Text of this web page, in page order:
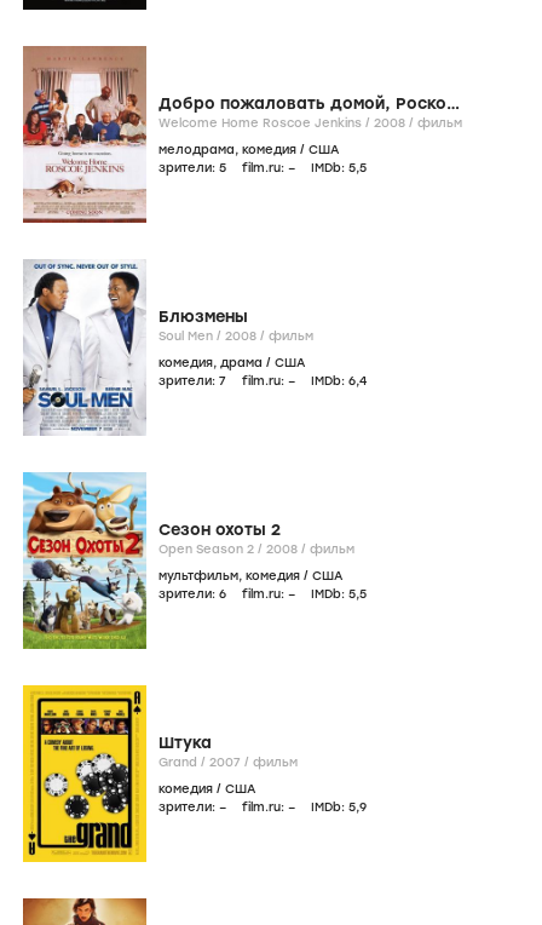
Добро пожаловать домой, Роско
Дженкинс
Welcome Home Roscoe Jenkins / 2008 / фильм
мелодрама, комедия / США
зрители: 5 film.ru: – IMDb: 5,5
Блюзмены
Soul Men / 2008 / фильм
комедия, драма / США
зрители: 7 film.ru: – IMDb: 6,4
Сезон охоты 2
Open Season 2 / 2008 / фильм
мультфильм, комедия / США
зрители: 6 film.ru: – IMDb: 5,5
Штука
Grand / 2007 / фильм
комедия / США
зрители: – film.ru: – IMDb: 5,9